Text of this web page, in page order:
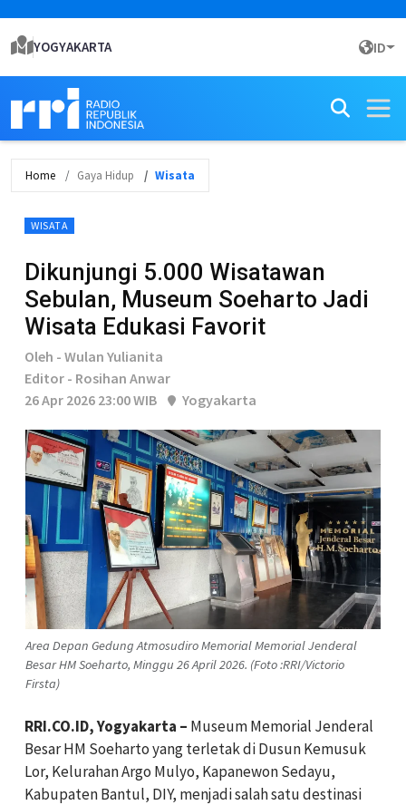
YOGYAKARTA ID
Home Gaya Hidup Wisata
WISATA
Dikunjungi 5.000 Wisatawan
Sebulan, Museum Soeharto Jadi
Wisata Edukasi Favorit
Oleh - Wulan Yulianita
Editor - Rosihan Anwar
26 Apr 2026 23:00 WIB
Yogyakarta
Area Depan Gedung Atmosudiro Memorial Memorial Jenderal
Besar HM Soeharto, Minggu 26 April 2026. (Foto :RRI/Victorio
Firsta)
RRI.CO.ID, Yogyakarta – Museum Memorial Jenderal
Besar HM Soeharto yang terletak di Dusun Kemusuk
Lor, Kelurahan Argo Mulyo, Kapanewon Sedayu,
Kabupaten Bantul, DIY, menjadi salah satu destinasi